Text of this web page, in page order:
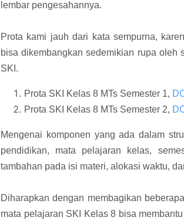
lembar pengesahannya.
Prota kami jauh dari kata sempurna,
bisa dikembangkan sedemikian rupa oleh
SKI.
Prota SKI Kelas 8 MTs Semester 1,
Prota SKI Kelas 8 MTs Semester 2,
Mengenai komponen yang ada dalam
pendidikan, mata pelajaran kelas,
tambahan pada isi materi, alokasi waktu,
Diharapkan dengan membagikan
mata pelajaran SKI Kelas 8 bisa